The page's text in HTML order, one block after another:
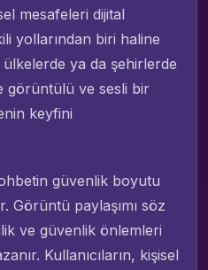
mesafeleri dijital
yollarından biri haline
ya da şehirlerde
görüntülü ve sesli bir
keyfini
güvenlik boyutu
Görüntü paylaşımı söz
ve güvenlik önlemleri
Kullanıcıların, kişisel